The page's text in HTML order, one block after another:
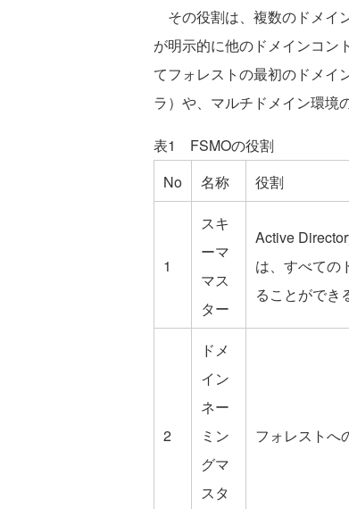
その役割は、複数のドメイ
が明示的に他のドメインコン
てフォレストの最初のドメイ
ラ）や、マルチドメイン環境
表1 FSMOの役割
No
名称 役割
1
スキ
ーマ
マス
ター
Active
は、すべての
ることができ
2
ドメ
イン
ネー
ミン
グマ
スタ
フォレストへ